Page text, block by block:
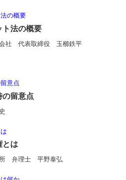
ト法の概要
会社 代表取締役 玉櫛鉄平
の留意点
とは
所 弁理士 平野泰弘